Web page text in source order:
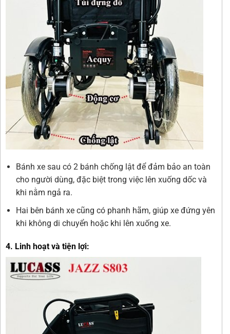
Bánh xe sau có 2 bánh chống lật để đảm bảo an toàn
cho người dùng, đặc biệt trong việc lên xuống dốc và
khi nằm ngả ra.
Hai bên bánh xe cũng có phanh hãm, giúp xe đứng yên
khi không di chuyển hoặc khi lên xuống xe.
4. Linh hoạt và tiện lợi: